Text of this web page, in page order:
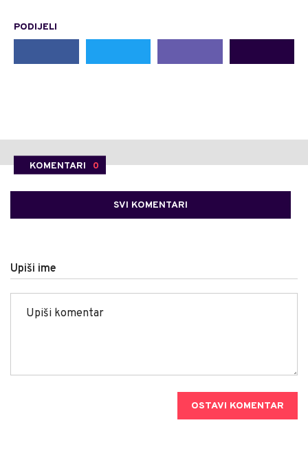
PODIJELI
KOMENTARI 0
SVI KOMENTARI
Upiši ime
OSTAVI KOMENTAR